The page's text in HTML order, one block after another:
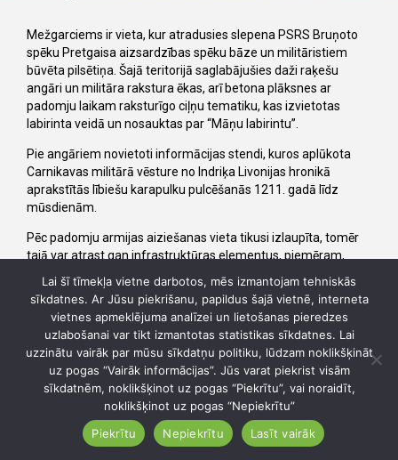
Mežgarciems ir vieta, kur atradusies slepena PSRS Bruņoto
spēku Pretgaisa aizsardzības spēku bāze un militāristiem
būvēta pilsētiņa. Šajā teritorijā saglabājušies daži raķešu
angāri un militāra rakstura ēkas, arī betona plāksnes ar
padomju laikam raksturīgo ciļņu tematiku, kas izvietotas
labirinta veidā un nosauktas par “Māņu labirintu”.
Pie angāriem novietoti informācijas stendi, kuros aplūkota
Carnikavas militārā vēsture no Indriķa Livonijas hronikā
aprakstītās lībiešu karapulku pulcēšanās 1211. gadā līdz
mūsdienām.
Pēc padomju armijas aiziešanas vieta tikusi izlaupīta, tomēr
tajā var atrast gan infrastruktūras elementus, piemēram,
SVARĪGI!
Nonākot līdz betona plākšņu jeb bareljefu izstādes vietai, lai
redzētu angārus un informatīvos stendus, jādodas ~200 m
uz priekšu pa Muzeju ielu!
Lai šī tīmekļa vietne darbotos, mēs izmantojam tehniskās
sīkdatnes. Ar Jūsu piekrišanu, papildus šajā vietnē, interneta
vietnes apmeklējuma analīzei un lietošanas pieredzes
uzlabošanai var tikt izmantotas statistikas sīkdatnes. Lai
uzzinātu vairāk par mūsu sīkdatņu politiku, lūdzam noklikšķināt
uz pogas “Vairāk informācijas”. Jūs varat piekrist visām
sīkdatnēm, noklikšķinot uz pogas “Piekrītu”, vai noraidīt,
noklikšķinot uz pogas “Nepiekrītu”
Piekrītu
Nepiekrītu Lasīt vairāk